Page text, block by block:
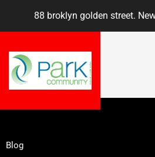
88 broklyn golden street.
Blog